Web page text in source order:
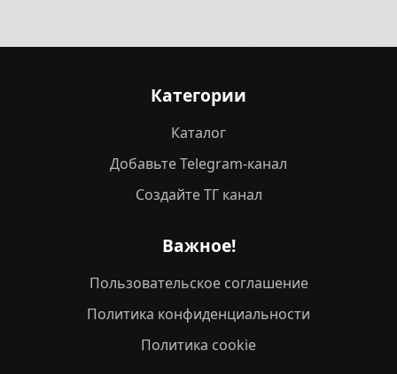
Категории
Каталог
Добавьте Telegram-канал
Создайте ТГ канал
Важное!
Пользовательское соглашение
Политика конфиденциальности
Политика cookie